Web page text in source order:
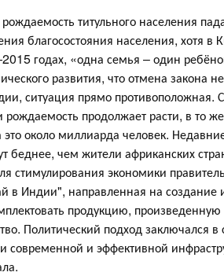
титульного населения
благосостояния населения, хотя в
годах, «одна семья – один
развития, что отмена закона
ситуация прямо противоположная.
рождаемость продолжает расти, в то
около миллиарда человек.
чем жители африканских
стимулирования экономики
в Индии", направленная на
продукцию,
Политический подход заключался
современной и эффективной